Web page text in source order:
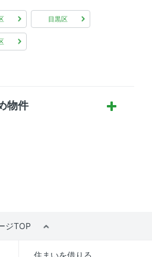
目黒区
物件
ジTOP
住まいを借りる